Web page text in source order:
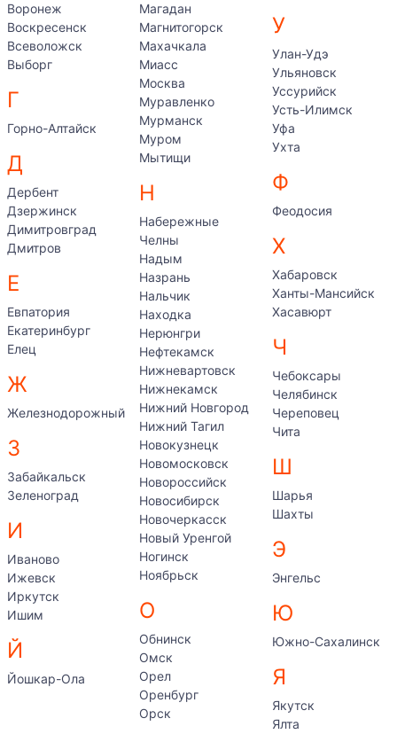
Воронеж
Воскресенск
Всеволожск
Выборг
Г
Горно-Алтайск
Д
Дербент
Дзержинск
Димитровград
Дмитров
Е
Евпатория
Екатеринбург
Елец
Ж
Железнодорожный
З
Забайкальск
Зеленоград
И
Иваново
Ижевск
Иркутск
Ишим
Й
Йошкар-Ола
Магадан
Магнитогорск
Махачкала
Миасс
Москва
Муравленко
Мурманск
Муром
Мытищи
Н
Набережные
Челны
Надым
Назрань
Нальчик
Находка
Нерюнгри
Нефтекамск
Нижневартовск
Нижнекамск
Нижний Новгород
Нижний Тагил
Новокузнецк
Новомосковск
Новороссийск
Новосибирск
Новочеркасск
Новый Уренгой
Ногинск
Ноябрьск
О
Обнинск
Омск
Орел
Оренбург
Орск
У
Улан-Удэ
Ульяновск
Уссурийск
Усть-Илимск
Уфа
Ухта
Ф
Феодосия
Х
Хабаровск
Ханты-Мансийск
Хасавюрт
Ч
Чебоксары
Челябинск
Череповец
Чита
Ш
Шарья
Шахты
Э
Энгельс
Ю
Южно-Сахалинск
Я
Якутск
Ялта